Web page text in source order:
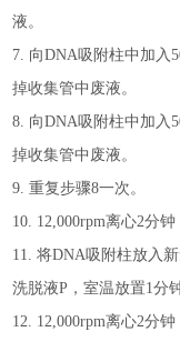
液。
7. 向DNA吸附柱中加入5
掉收集管中废液。
8. 向DNA吸附柱中加入5
掉收集管中废液。
9.重复步骤8一次。
10. 12,000rpm离心2分钟
11.将DNA吸附柱放入新
洗脱液P ，室温放置1分
12. 12,000rpm离心2分钟